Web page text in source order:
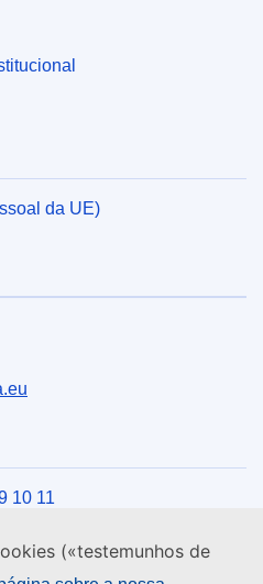
(«testemunhos de
da UE)
10 11